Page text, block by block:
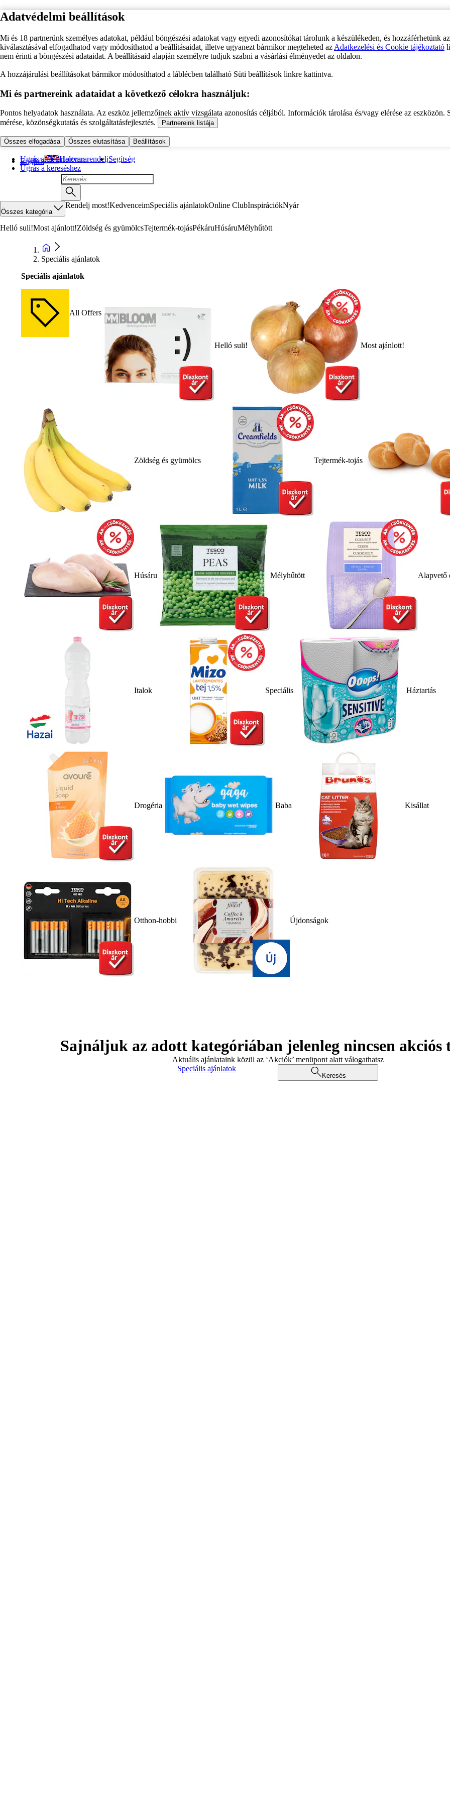
Adatvédelmi beállítások
Mi és 18 partnerünk személyes adatokat, például böngészési adatokat vagy egyedi azonosítókat tárolunk a készülékeden, és hozzáférhetünk
kiválasztásával elfogadhatod vagy módosíthatod a beállításaidat, illetve ugyanezt bármikor megteheted az Adatkezelési és Cookie tájékoztató
nem érinti a böngészési adataidat. A beállításaid alapján személyre tudjuk szabni a vásárlási élményedet az oldalon.
A hozzájárulási beállításokat bármikor módosíthatod a láblécben található Süti beállítások linkre kattintva.
Mi és partnereink adataidat a következő célokra használjuk:
Pontos helyadatok használata. Az eszköz jellemzőinek aktív vizsgálata azonosítás céljából. Információk tárolása és/vagy elérése az eszközön.
mérése, közönségkutatás és szolgáltatásfejlesztés.
Partnereink listája
Összes elfogadása Összes elutasítása Beállítások
Ugrás a fő tartalomra
Ugrás a kereséshez
English Hogyan rendeljSegítség
Összes kategória
Rendelj most!KedvenceimSpeciális ajánlatokOnline ClubInspirációkNyár
Helló suli!Most ajánlott!Zöldség és gyümölcsTejtermék-tojásPékáruHúsáruMélyhűtött
Speciális ajánlatok
Speciális ajánlatok
All Offers
Helló suli! Most ajánlott!
Zöldség és gyümölcs Tejtermék-tojás
Húsáru Mélyhűtött Alapvető
Italok Speciális Háztartás
Drogéria Baba Kisállat
Otthon-hobbi Újdonságok
Sajnáljuk az adott kategóriában jelenleg nincsen akciós
Aktuális ajánlataink közül az ‘Akciók’ menüpont alatt válogathatsz
Speciális ajánlatok
Keresés